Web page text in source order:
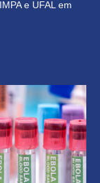
e UFAL em